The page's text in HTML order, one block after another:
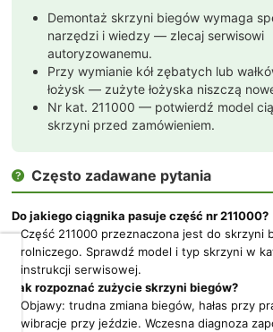
Demontaż skrzyni biegów wymaga
narzędzi i wiedzy — zlecaj serwisowi
autoryzowanemu.
Przy wymianie kół zębatych lub
łożysk — zużyte łożyska niszczą
Nr kat. 211000 — potwierdź model
skrzyni przed zamówieniem.
 Często zadawane pytania
Do jakiego ciągnika pasuje część nr 211000?
Część 211000 przeznaczona jest do skrzyni
rolniczego. Sprawdź model i typ skrzyni w
instrukcji serwisowej.
Jak rozpoznać zużycie skrzyni biegów?
Objawy: trudna zmiana biegów, hałas przy
wibracje przy jeździe. Wczesna diagnoza
Dbamy
o
Twoją
prywatność